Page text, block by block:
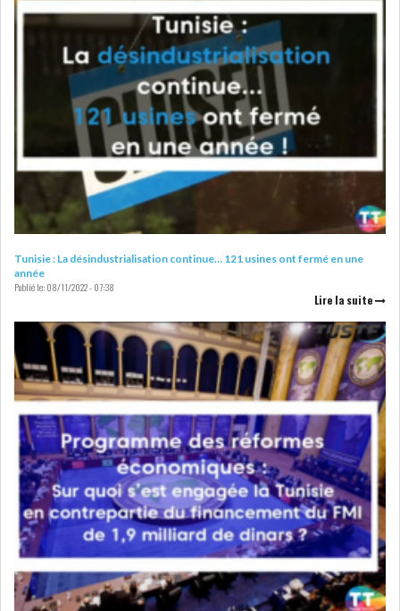
OFFICE PLAST : UNE LEVÉE DE
FONDS AU SER...
OFFICEPLAST : YASSINE ABID
ANIMERA UNE C...
ENNAKL LÈVE 60 MD SUR LE
SIAME : LES TENSIONS
GÉOPOLITIQUES ET LE...
RSS
FINANCE
FISCALITE
Tunisie : La désindustrialisation continue… 121 usines ont fermé en une
année
Publié le:08/11/2022 - 07:38
Lire la suite